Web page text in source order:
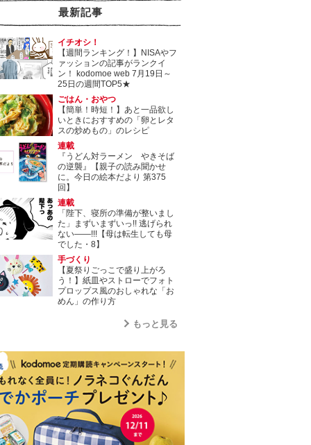
最新記事
イチオシ！
【週間ランキング！】NISAやフ
ァッションの記事がランクイ
ン！ kodomoe web 7月19日～
25日の週間TOP5★
ごはん・おやつ
【簡単！時短！】あと一品欲し
いときにおすすめの「卵とレタ
スの炒めもの」のレシピ
連載
『うどん対ラーメン やきそば
の逆襲』【親子の読み聞かせ
に。今日の絵本だより 第375
回】
連載
「陛下、寝所の準備が整いまし
た」まずいまずいっ!! 逃げられ
ない――!!!【母は転生しても母
でした・8】
手づくり
【夏祭りごっこで盛り上がろ
う！】紙皿やストローでフォト
プロップス風のおしゃれな「お
めん」の作り方
もっと見る